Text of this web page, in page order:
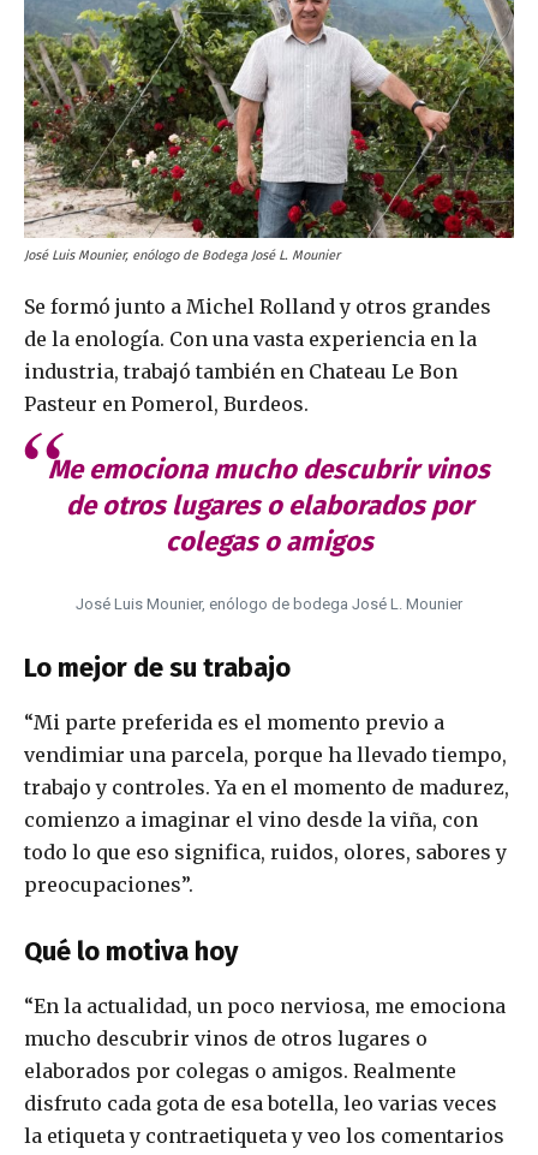
José Luis Mounier, enólogo de Bodega José L. Mounier
Se formó junto a Michel Rolland y otros grandes
de la enología. Con una vasta experiencia en la
industria, trabajó también en Chateau Le Bon
Pasteur en Pomerol, Burdeos.
Me emociona mucho descubrir vinos
de otros lugares o elaborados por
colegas o amigos
José Luis Mounier, enólogo de bodega José L. Mounier
Lo mejor de su trabajo
“Mi parte preferida es el momento previo a
vendimiar una parcela, porque ha llevado tiempo,
trabajo y controles. Ya en el momento de madurez,
comienzo a imaginar el vino desde la viña, con
todo lo que eso significa, ruidos, olores, sabores y
preocupaciones”.
Qué lo motiva hoy
“En la actualidad, un poco nerviosa, me emociona
mucho descubrir vinos de otros lugares o
elaborados por colegas o amigos. Realmente
disfruto cada gota de esa botella, leo varias veces
la etiqueta y contraetiqueta y veo los comentarios